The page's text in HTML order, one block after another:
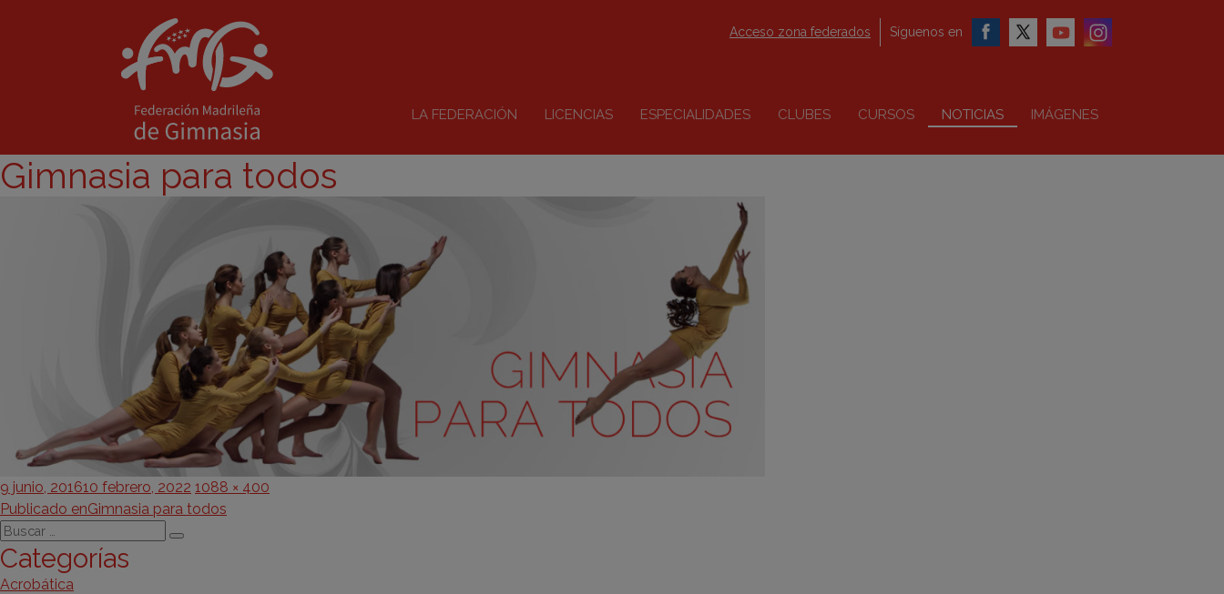
LA FEDERACIÓN LICENCIAS ESPECIALIDADES CLUBES CURSOS NOTICIAS IMÁGENES
Acceso zona federados Síguenos en
Gimnasia para todos
Publicado
el
9 junio, 201610 febrero, 2022 Tamaño
completo
1088 × 400
Navegación
de
entradas
Publicado enGimnasia para todos
Buscar
por:
Buscar
Categorías
Acrobática